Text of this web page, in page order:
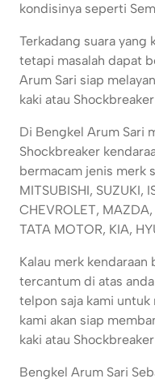
kondisinya seperti
Terkadang suara
tetapi masalah dapat
Arum Sari siap
kaki atau
Di Bengkel Arum Sari
Shockbreaker
bermacam jenis merk
MITSUBISHI, SUZUKI,
CHEVROLET,
TATA MOTOR, KIA,
Kalau merk
tercantum di atas
telpon saja kami
kami akan siap
kaki atau
Bengkel Arum Sari